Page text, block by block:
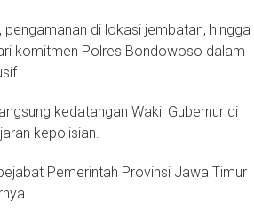
di lokasi jembatan, hingga
komitmen Polres Bondowoso dalam
kedatangan Wakil Gubernur di
kepolisian.
Pemerintah Provinsi Jawa Timur